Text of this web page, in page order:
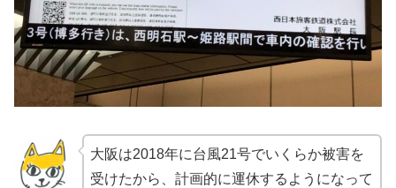
大阪は2018年に台風21号でいくらか被害を
受けたから、計画的に運休するようになって